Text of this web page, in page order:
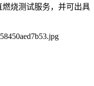
烧测试服务，并可出具